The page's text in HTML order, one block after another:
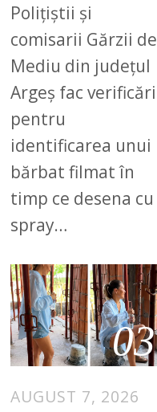
Polițiștii și
comisarii Gărzii de
Mediu din județul
Argeș fac verificări
pentru
identificarea unui
bărbat filmat în
timp ce desena cu
spray…
03
AUGUST 7, 2026